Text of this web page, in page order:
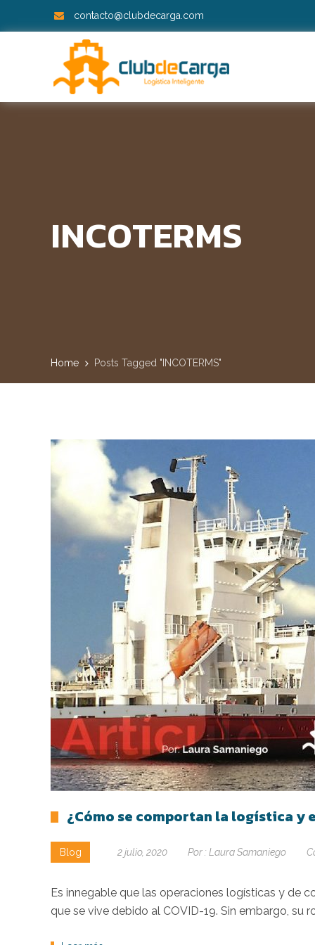
contacto@clubdecarga.com
INCOTERMS
Home Posts Tagged "INCOTERMS"
¿Cómo se comportan la logística y
Blog 2 julio, 2020 Por : Laura Samaniego
Es innegable que las operaciones logísticas y de
que se vive debido al COVID-19. Sin embargo, su